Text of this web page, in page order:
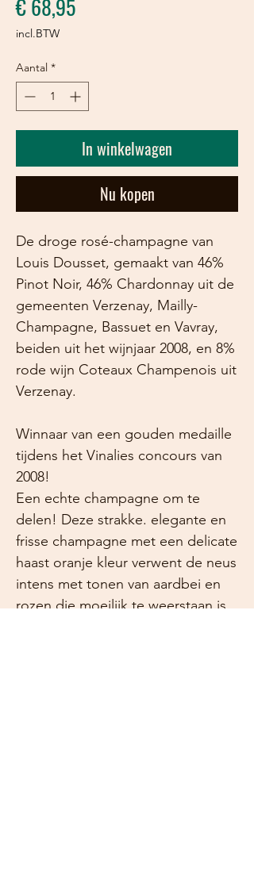
€ 68,95
incl.BTW
Aantal *
In winkelwagen
Nu kopen
De droge rosé-champagne van
Louis Dousset, gemaakt van 46%
Pinot Noir, 46% Chardonnay uit de
gemeenten Verzenay, Mailly-
Champagne, Bassuet en Vavray,
beiden uit het wijnjaar 2008, en 8%
rode wijn Coteaux Champenois uit
Verzenay.
Winnaar van een gouden medaille
tijdens het Vinalies concours van
2008!
Een echte champagne om te
delen! Deze strakke. elegante en
frisse champagne met een delicate
haast oranje kleur verwent de neus
intens met tonen van aardbei en
rozen die moeilijk te weerstaan is.